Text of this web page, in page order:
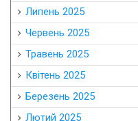
Липень 2025
Червень 2025
Травень 2025
Квітень 2025
Березень 2025
Лютий 2025